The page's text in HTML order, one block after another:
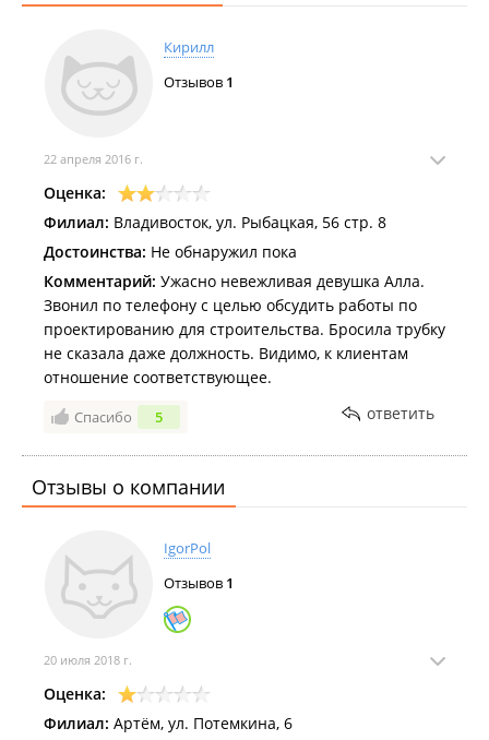
Кирилл
Отзывов 1
22 апреля 2016 г.
Оценка:
Филиал: Владивосток, ул. Рыбацкая, 56 стр. 8
Достоинства: Не обнаружил пока
Комментарий: Ужасно невежливая девушка Алла.
Звонил по телефону с целью обсудить работы по
проектированию для строительства. Бросила трубку
не сказала даже должность. Видимо, к клиентам
отношение соответствующее.
Спасибо 5 ответить
Отзывы о компании
IgorPol
Отзывов 1
20 июля 2018 г.
Оценка:
Филиал: Артём, ул. Потемкина, 6